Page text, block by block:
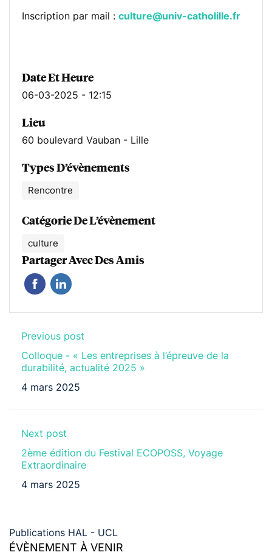
Inscription par mail : culture@univ-catholille.fr
Date Et Heure
06-03-2025 - 12:15
Lieu
60 boulevard Vauban - Lille
Types D’évènements
Rencontre
Catégorie De L’évènement
culture
Partager Avec Des Amis
Previous post
Colloque - « Les entreprises à l’épreuve de la
durabilité, actualité 2025 »
4 mars 2025
Next post
2ème édition du Festival ECOPOSS, Voyage
Extraordinaire
4 mars 2025
Publications HAL - UCL
ÉVÈNEMENT À VENIR